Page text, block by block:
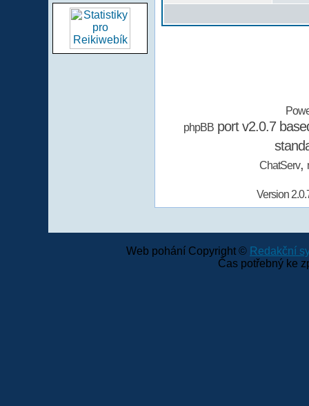
phpBBport v2.0.7
ChatServ,
Version
Web pohání Copyright © Redakční
Čas potřebný ke